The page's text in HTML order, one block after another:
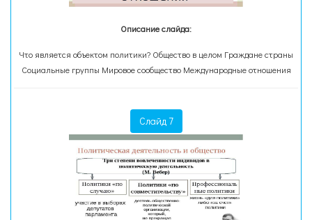
Описание слайда:
Что является объектом политики? Общество в целом Граждане страны
Социальные группы Мировое сообщество Международные отношения
Слайд 7